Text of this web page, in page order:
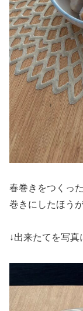
春巻きをつくっ
巻きにしたほう
↓出来たてを写